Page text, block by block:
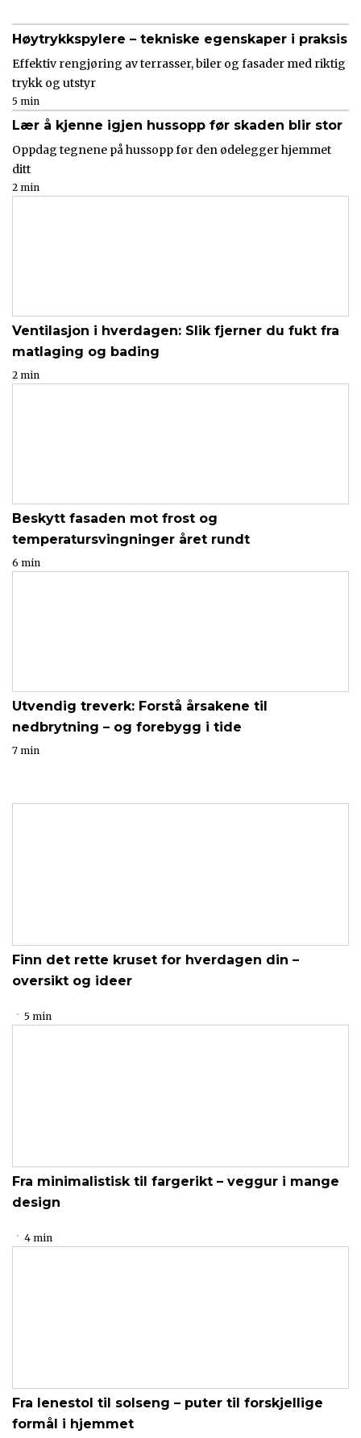
Høytrykkspylere – tekniske egenskaper i praksis
Effektiv rengjøring av terrasser, biler og fasader med riktig
trykk og utstyr
5 min
Lær å kjenne igjen hussopp før skaden blir stor
Oppdag tegnene på hussopp før den ødelegger hjemmet
ditt
2 min
Ventilasjon i hverdagen: Slik fjerner du fukt fra
matlaging og bading
2 min
Beskytt fasaden mot frost og
temperatursvingninger året rundt
6 min
Utvendig treverk: Forstå årsakene til
nedbrytning – og forebygg i tide
7 min
Finn det rette kruset for hverdagen din –
oversikt og ideer
5 min
Fra minimalistisk til fargerikt – veggur i mange
design
4 min
Fra lenestol til solseng – puter til forskjellige
formål i hjemmet